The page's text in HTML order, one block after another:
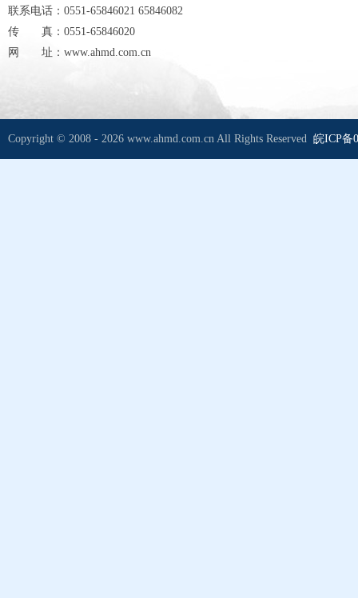
联系电话：0551-65846021 65846082
传 真：0551-65846020
网 址：www.ahmd.com.cn
Copyright © 2008 - 2026 www.ahmd.com.cn All Rights Reserved 皖ICP备